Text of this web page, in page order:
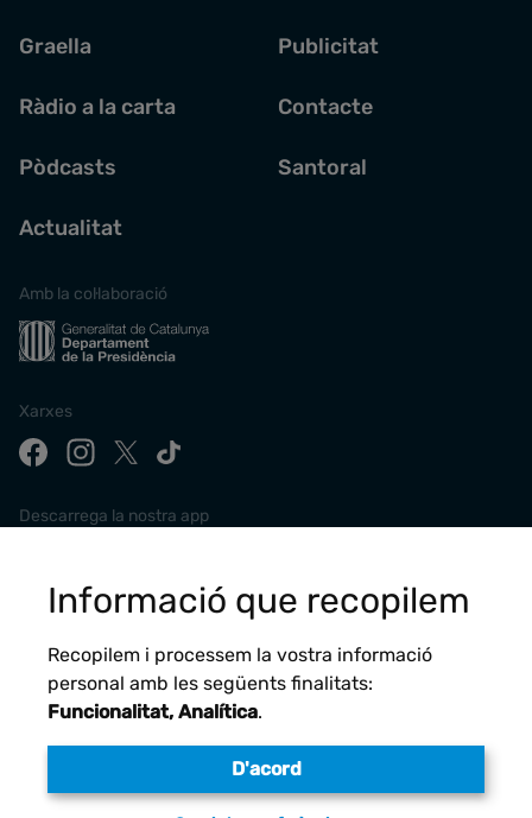
Graella
Ràdio a la carta
Pòdcasts
Actualitat
Publicitat
Contacte
Santoral
Amb la col·laboració
Xarxes
Descarrega la nostra app
Avís legal
Informació que recopilem
Recopilem i processem la vostra informació
personal amb les següents finalitats:
Funcionalitat, Analítica.
D'acord